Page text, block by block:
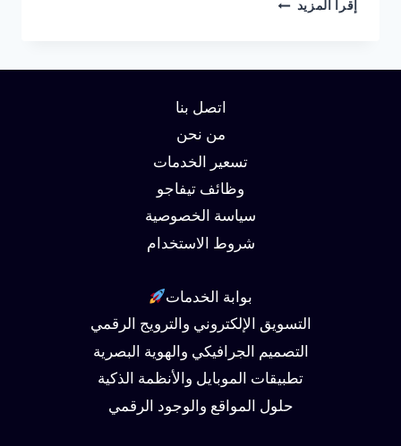
إقرأ المزيد شركة
اتصل بنا
من نحن
تسعير الخدمات
وظائف تيفاجو
سياسة الخصوصية
شروط الاستخدام
بوابة الخدمات
التسويق الإلكتروني والترويج الرقمي
التصميم الجرافيكي والهوية البصرية
تطبيقات الموبايل والأنظمة الذكية
حلول المواقع والوجود الرقمي